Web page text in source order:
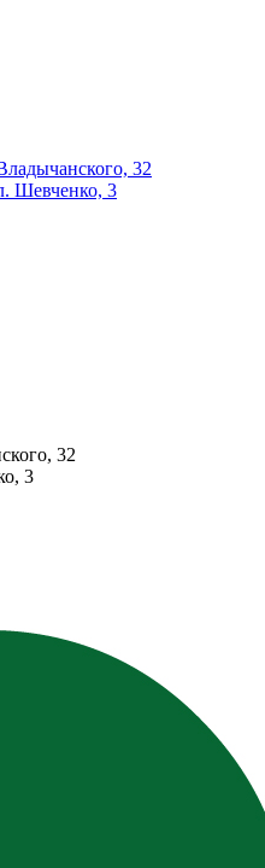
32
Шевченко, 3
32
3